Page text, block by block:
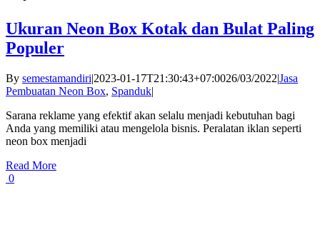
Ukuran Neon Box Kotak dan Bulat Paling
Populer
By semestamandiri|2023-01-17T21:30:43+07:0026/03/2022|Jasa
Pembuatan Neon Box, Spanduk|
Sarana reklame yang efektif akan selalu menjadi kebutuhan bagi
Anda yang memiliki atau mengelola bisnis. Peralatan iklan seperti
neon box menjadi
Read More
0